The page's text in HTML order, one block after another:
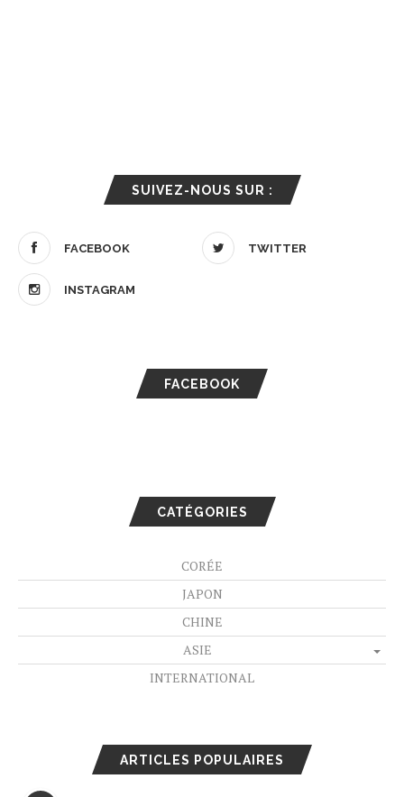
SUIVEZ-NOUS SUR :
FACEBOOK TWITTER
INSTAGRAM
FACEBOOK
CATÉGORIES
CORÉE
JAPON
CHINE
ASIE
INTERNATIONAL
ARTICLES POPULAIRES